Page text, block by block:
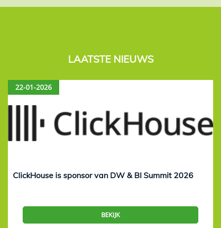
LAATSTE NIEUWS
22-01-2026
ClickHouse is sponsor van DW & BI Summit 2026
BEKIJK